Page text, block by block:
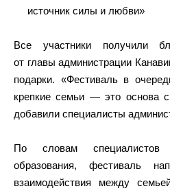
источник силы и любви»
Все участники получили
от главы администрации
подарки. «Фестиваль в
крепкие семьи — это основа
добавили специалисты
По словам специалистов
образования, фестиваль
взаимодействия между